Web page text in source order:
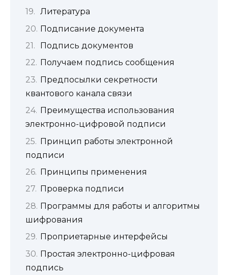
Литература
Подписание документа
Подпись документов
Получаем подпись сообщения
Предпосылки секретности
квантового канала связи
Преимущества использования
электронно-цифровой подписи
Принцип работы электронной
подписи
Принципы применения
Проверка подписи
Программы для работы и алгоритмы
шифрования
Проприетарные интерфейсы
Простая электронно-цифровая
подпись